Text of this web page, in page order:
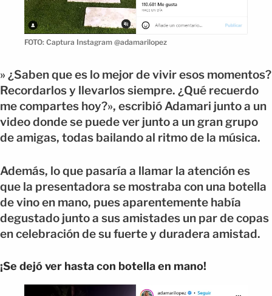
FOTO: Captura Instagram @adamarilopez
» ¿Saben que es lo mejor de vivir esos momentos?
Recordarlos y llevarlos siempre. ¿Qué recuerdo
me compartes hoy?», escribió Adamari junto a un
video donde se puede ver junto a un gran grupo
de amigas, todas bailando al ritmo de la música.
Además, lo que pasaría a llamar la atención es
que la presentadora se mostraba con una botella
de vino en mano, pues aparentemente había
degustado junto a sus amistades un par de copas
en celebración de su fuerte y duradera amistad.
¡Se dejó ver hasta con botella en mano!